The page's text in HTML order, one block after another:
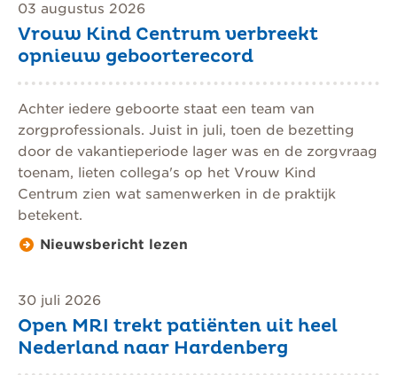
03 augustus 2026
Vrouw Kind Centrum verbreekt
opnieuw geboorterecord
Achter iedere geboorte staat een team van
zorgprofessionals. Juist in juli, toen de bezetting
door de vakantieperiode lager was en de zorgvraag
toenam, lieten collega's op het Vrouw Kind
Centrum zien wat samenwerken in de praktijk
betekent.
Nieuwsbericht lezen
30 juli 2026
Open MRI trekt patiënten uit heel
Nederland naar Hardenberg